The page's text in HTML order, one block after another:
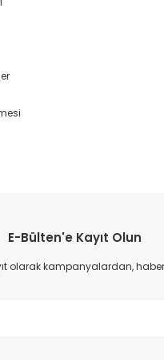
bulunuyor.
E-Bülten'e Kayıt Olun
olarak kampanyalardan,